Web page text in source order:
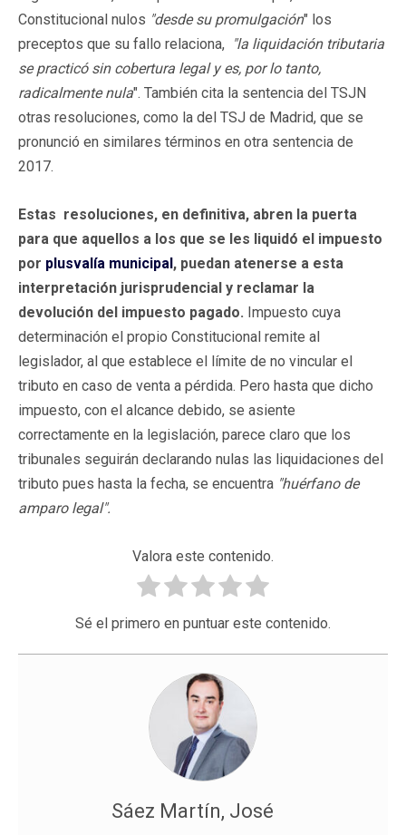
Constitucional nulos "desde su promulgación" los
preceptos que su fallo relaciona, "la liquidación tributaria
se practicó sin cobertura legal y es, por lo tanto,
radicalmente nula". También cita la sentencia del TSJN
otras resoluciones, como la del TSJ de Madrid, que se
pronunció en similares términos en otra sentencia de
2017.
Estas resoluciones, en definitiva, abren la puerta
para que aquellos a los que se les liquidó el impuesto
por plusvalía municipal, puedan atenerse a esta
interpretación jurisprudencial y reclamar la
devolución del impuesto pagado. Impuesto cuya
determinación el propio Constitucional remite al
legislador, al que establece el límite de no vincular el
tributo en caso de venta a pérdida. Pero hasta que dicho
impuesto, con el alcance debido, se asiente
correctamente en la legislación, parece claro que los
tribunales seguirán declarando nulas las liquidaciones del
tributo pues hasta la fecha, se encuentra "huérfano de
amparo legal".
Valora este contenido.
Sé el primero en puntuar este contenido.
Sáez Martín, José